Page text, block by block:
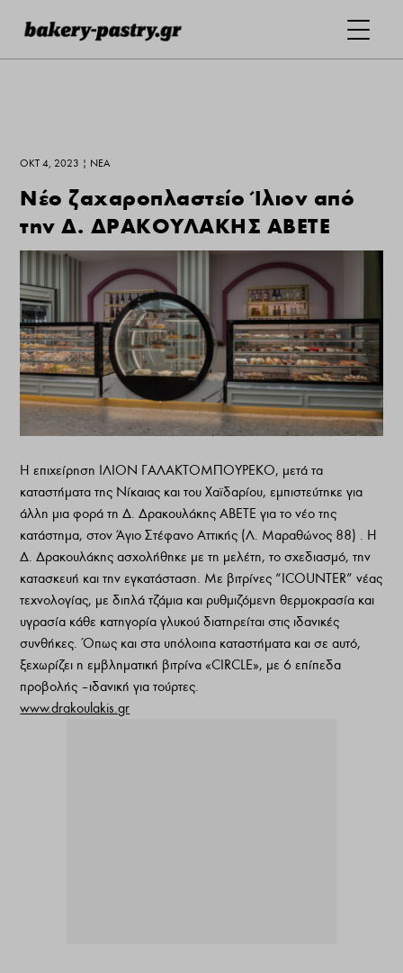
ΟΚΤ 4, 2023 | ΝΕΑ
Νέο ζαχαροπλαστείο Ίλιον από
την Δ. ΔΡΑΚΟΥΛΑΚΗΣ ΑΒΕΤΕ
Η επιχείρηση ΙΛΙΟΝ ΓΑΛΑΚΤΟΜΠΟΥΡΕΚΟ, μετά τα
καταστήματα της Νίκαιας και του Χαϊδαρίου, εμπιστεύτηκε για
άλλη μια φορά τη Δ. Δρακουλάκης ΑΒΕΤΕ για το νέο της
κατάστημα, στον Άγιο Στέφανο Αττικής (Λ. Μαραθώνος 88) . Η
Δ. Δρακουλάκης ασχολήθηκε με τη μελέτη, το σχεδιασμό, την
κατασκευή και την εγκατάσταση. Με βιτρίνες “ICOUNTER” νέας
τεχνολογίας, με διπλά τζάμια και ρυθμιζόμενη θερμοκρασία και
υγρασία κάθε κατηγορία γλυκού διατηρείται στις ιδανικές
συνθήκες. Όπως και στα υπόλοιπα καταστήματα και σε αυτό,
ξεχωρίζει η εμβληματική βιτρίνα «CIRCLE», με 6 επίπεδα
προβολής – ιδανική για τούρτες.
www.drakoulakis.gr